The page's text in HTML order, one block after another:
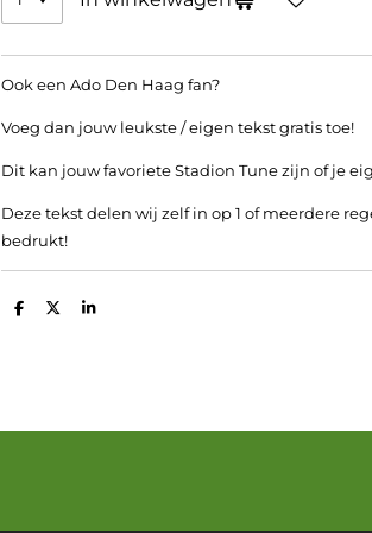
Ook een Ado Den Haag fan?
Voeg dan jouw leukste / eigen tekst gratis toe!
Dit kan jouw favoriete Stadion Tune zijn of je
Deze tekst delen wij zelf in op 1 of meerdere
bedrukt!
D
D
S